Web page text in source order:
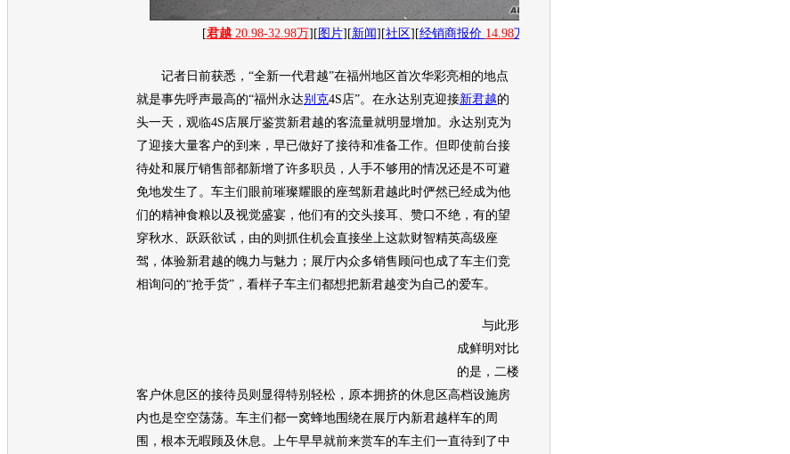
[君越20.98-32.98万][ 图片][新闻][社区][经销商报价 14.98万起
记者日前获悉，“全新一代君越”在福州地区首次华彩亮相的地点
就是事先呼声最高的“福州永达别克4S店”。在永达别克迎接新君越的
头一天，观临4S店展厅鉴赏新君越的客流量就明显增加。永达别克为
了迎接大量客户的到来，早已做好了接待和准备工作。但即使前台接
待处和展厅销售部都新增了许多职员，人手不够用的情况还是不可避
免地发生了。车主们眼前璀璨耀眼的座驾新君越此时俨然已经成为他
们的精神食粮以及视觉盛宴，他们有的交头接耳、赞口不绝，有的望
穿秋水、跃跃欲试，由的则抓住机会直接坐上这款财智精英高级座
驾，体验新君越的魄力与魅力；展厅内众多销售顾问也成了车主们竞
相询问的“抢手货”，看样子车主们都想把新君越变为自己的爱车。
与此形
成鲜明对比
的是，二楼
客户休息区的接待员则显得特别轻松，原本拥挤的休息区高档设施房
内也是空空荡荡。车主们都一窝蜂地围绕在展厅内新君越样车的周
围，根本无暇顾及休息。上午早早就前来赏车的车主们一直待到了中